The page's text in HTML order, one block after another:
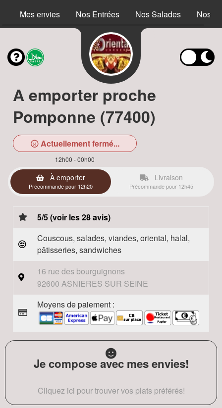
Mes envies Nos Entrées Nos Salades Nos
A emporter proche
Pomponne (77400)
Actuellement fermé...
12h00 - 00h00
À emporter
Précommande pour 12h20
Livraison
Précommande pour 12h45
5/5 (voir les 28 avis)
Couscous, salades, viandes, oriental, halal,
pâtisseries, sandwiches
16 rue des bourguignons
92600 ASNIERES SUR SEINE
Moyens de paiement :
Je compose avec mes envies!
Cliquez ici pour trouver vos plats préférés!